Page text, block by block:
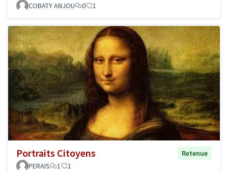
COBATY ANJOU 0 1
Portraits Citoyens
Retenue
PERAIS
1 1